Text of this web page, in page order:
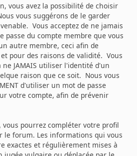
vous avez la possibilité de choisir
vous suggérons de le garder
Vous acceptez de ne jamais
passe du compte membre que vous
autre membre, ceci afin de
pour des raisons de validité. Vous
JAMAIS utiliser l'identité d'un
raison que ce soit. Nous vous
d'utiliser un mot de passe
votre compte, afin de prévenir
pourrez compléter votre profil
le forum. Les informations qui vous
exactes et régulièrement mises à